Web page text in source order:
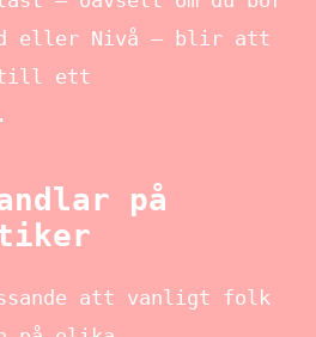
eller Nivå – blir att
till ett
på
att vanligt folk